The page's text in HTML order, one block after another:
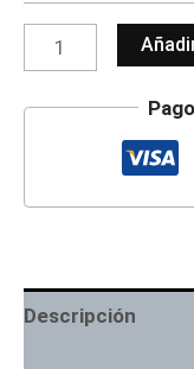
Descripción